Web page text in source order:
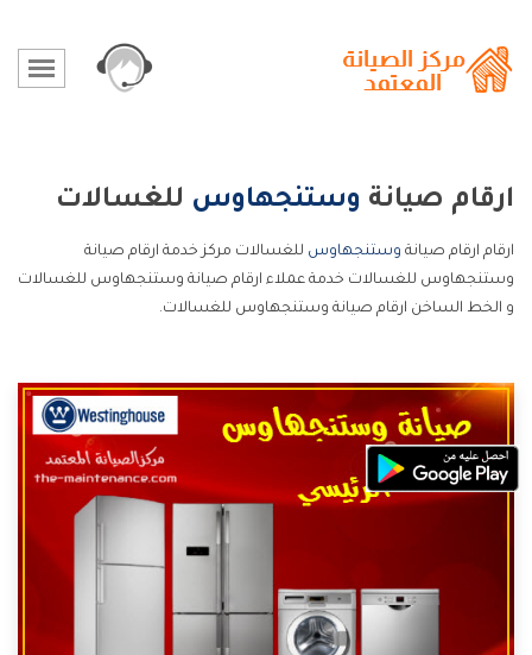
ارقام صيانة وستنجهاوس للغسالات
ارقام ارقام صيانة وستنجهاوس للغسالات مركز خدمة ارقام صيانة
وستنجهاوس للغسالات خدمة عملاء ارقام صيانة وستنجهاوس للغسالات
و الخط الساخن ارقام صيانة وستنجهاوس للغسالات.